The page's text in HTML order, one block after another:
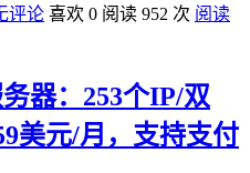
评论 喜欢 0 阅读 952 次 阅读
器：253个IP/双
美元/月，支持支付